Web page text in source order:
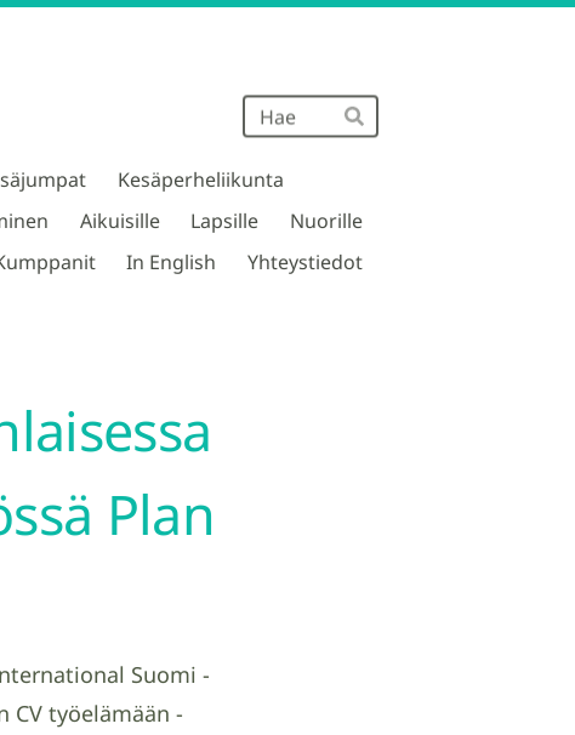
Hae
Kesäperheliikunta
Aikuisille Lapsille
Nuorille
In English Yhteystiedot
Plan
Suomi -
työelämään -